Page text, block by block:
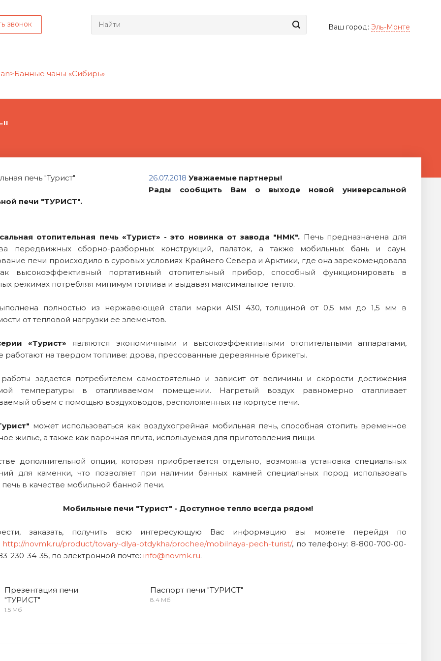
звонок Ваш город: Эль-Монте
26.07.2018 Уважаемые партнеры!
Рады сообщить Вам о выходе новой универсальной
печи "ТУРИСТ".
отопительная печь «Турист» - это новинка от завода "НМК". Печь предназначена для
передвижных сборно-разборных конструкций, палаток, а также мобильных бань и саун.
печи происходило в суровых условиях Крайнего Севера и Арктики, где она зарекомендовала
высокоэффективный портативный отопительный прибор, способный функционировать в
режимах потребляя минимум топлива и выдавая максимальное тепло.
полностью из нержавеющей стали марки AISI 430, толщиной от 0,5 мм до 1,5 мм в
от тепловой нагрузки ее элементов.
«Турист» являются экономичными и высокоэффективными отопительными аппаратами,
работают на твердом топливе: дрова, прессованные деревянные брикеты.
задается потребителем самостоятельно и зависит от величины и скорости достижения
температуры в отапливаемом помещении. Нагретый воздух равномерно отапливает
объем с помощью воздуховодов, расположенных на корпусе печи.
может использоваться как воздухогрейная мобильная печь, способная отопить временное
жилье, а также как варочная плита, используемая для приготовления пищи.
дополнительной опции, которая приобретается отдельно, возможна установка специальных
для каменки, что позволяет при наличии банных камней специальных пород использовать
в качестве мобильной банной печи.
Мобильные печи "Турист" - Доступное тепло всегда рядом!
заказать, получить всю интересующую Вас информацию вы можете перейдя по
http://novmk.ru/product/tovary-dlya-otdykha/prochee/mobilnaya-pech-turist/, по телефону: 8-800-700-00-
230-34-35, по электронной почте: info@novmk.ru.
Презентация печи
"ТУРИСТ"
1.5 Мб
Паспорт печи "ТУРИСТ"
8.4 Мб